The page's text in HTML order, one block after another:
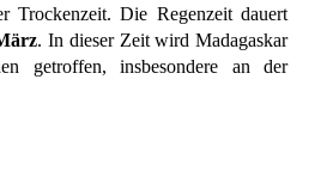
Trockenzeit. Die Regenzeit dauert
. In dieser Zeit wird Madagaskar
getroffen, insbesondere an der